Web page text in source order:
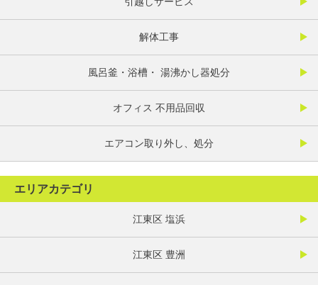
解体工事
風呂釜・浴槽・ 湯沸かし器処分
オフィス 不用品回収
エアコン取り外し、処分
エリアカテゴリ
江東区 塩浜
江東区 豊洲